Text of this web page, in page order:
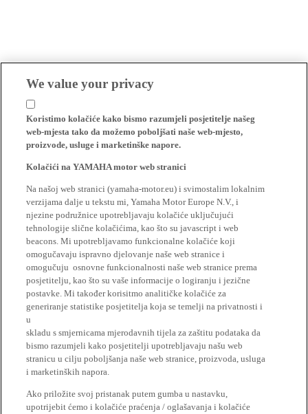
We value your privacy
Koristimo kolačiće kako bismo razumjeli posjetitelje našeg
web-mjesta tako da možemo poboljšati naše web-mjesto,
proizvode, usluge i marketinške napore.
Kolačići na YAMAHA motor web stranici
Na našoj web stranici (yamaha-motor.eu) i svimostalim lokalnim
verzijama dalje u tekstu mi, Yamaha Motor Europe N.V., i
njezine podružnice upotrebljavaju kolačiće uključujući
tehnologije slične kolačićima, kao što su javascript i web
beacons. Mi upotrebljavamo funkcionalne kolačiće koji
omogučavaju ispravno djelovanje naše web stranice i
omogučuju osnovne funkcionalnosti naše web stranice prema
posjetitelju, kao što su vaše informacije o logiranju i jezične
postavke. Mi također korisitmo analitičke kolačiće za
generiranje statistike posjetitelja koja se temelji na privatnosti i
u
skladu s smjernicama mjerodavnih tijela za zaštitu podataka da
bismo razumjeli kako posjetitelji upotrebljavaju našu web
stranicu u cilju poboljšanja naše web stranice, proizvoda, usluga
i marketinških napora.
Ako priložite svoj pristanak putem gumba u nastavku,
upotrijebit ćemo i kolačiće praćenja / oglašavanja i kolačiće